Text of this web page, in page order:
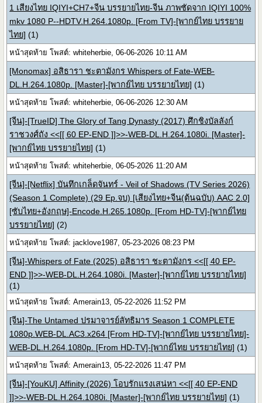
1 เสียงไทย IQIYI+CH7+จีน บรรยายไทย-จีน ภาพชัดจาก IQIYI 100%
mkv 1080 P--HDTV.H.264.1080p. [From TV]-[พากย์ไทย บรรยาย
ไทย] (1)
หน้าสุดท้าย โพสต์: whiteherbie, 06-06-2026 10:11 AM
[Monomax] อสิธารา ชะตามังกร Whispers of Fate-WEB-
DL.H.264.1080p. [Master]-[พากย์ไทย บรรยายไทย] (1)
หน้าสุดท้าย โพสต์: whiteherbie, 06-06-2026 12:30 AM
[จีน]-[TrueID] The Glory of Tang Dynasty (2017) ศึกชิงบัลลังก์
ราชวงศ์ถัง <<[[ 60 EP-END ]]>>-WEB-DL.H.264.1080i. [Master]-
[พากย์ไทย บรรยายไทย] (1)
หน้าสุดท้าย โพสต์: whiteherbie, 06-05-2026 11:20 AM
[จีน]-[Netflix] บันทึกเกล็ดจันทร์ - Veil of Shadows (TV Series 2026)
(Season 1 Complete) (29 Ep.จบ) [เสียงไทย+จีน(ต้นฉบับ) AAC 2.0]
[ซับไทย+อังกฤษ]-Encode.H.265.1080p. [From HD-TV]-[พากย์ไทย
บรรยายไทย] (2)
หน้าสุดท้าย โพสต์: jacklove1987, 05-23-2026 08:23 PM
[จีน]-Whispers of Fate (2025) อสิธารา ชะตามังกร <<[[ 40 EP-
END ]]>>-WEB-DL.H.264.1080i. [Master]-[พากย์ไทย บรรยายไทย]
(1)
หน้าสุดท้าย โพสต์: Amerain13, 05-22-2026 11:52 PM
[จีน]-The Untamed ปรมาจารย์ลัทธิมาร Season 1 COMPLETE
1080p.WEB-DL.AC3.x264 [From HD-TV]-[พากย์ไทย บรรยายไทย]-
WEB-DL.H.264.1080p. [From HD-TV]-[พากย์ไทย บรรยายไทย] (1)
หน้าสุดท้าย โพสต์: Amerain13, 05-22-2026 11:47 PM
[จีน]-[YouKU] Affinity (2026) โอบรักแรงเสน่หา <<[[ 40 EP-END
]]>>-WEB-DL.H.264.1080i. [Master]-[พากย์ไทย บรรยายไทย] (1)